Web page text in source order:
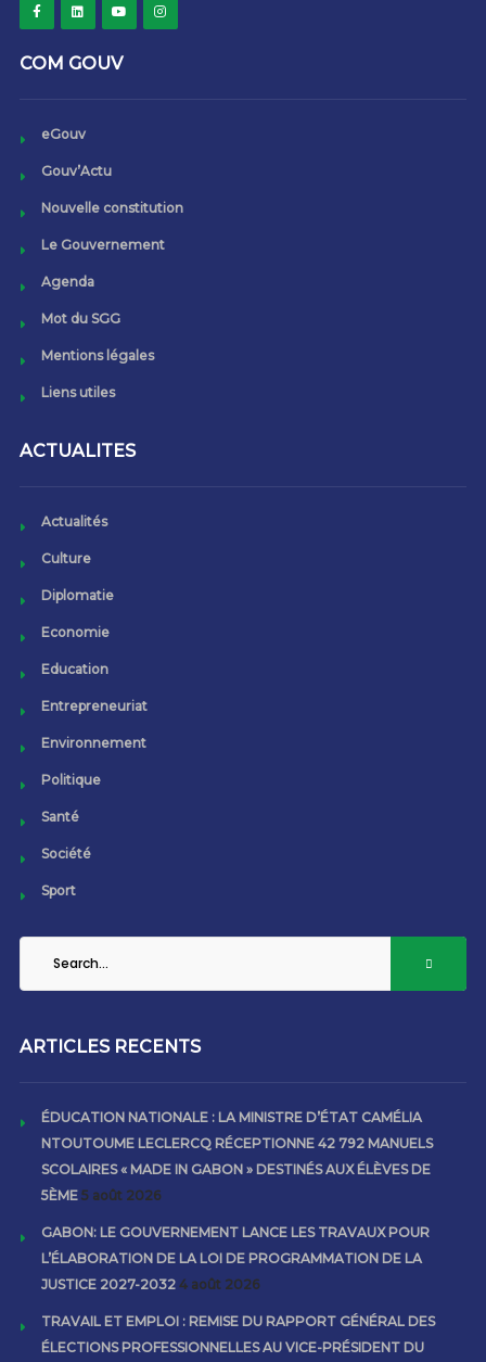
COM GOUV
eGouv
Gouv’Actu
Nouvelle constitution
Le Gouvernement
Agenda
Mot du SGG
Mentions légales
Liens utiles
ACTUALITES
Actualités
Culture
Diplomatie
Economie
Education
Entrepreneuriat
Environnement
Politique
Santé
Société
Sport
ARTICLES RECENTS
ÉDUCATION NATIONALE : LA MINISTRE D’ÉTAT CAMÉLIA
NTOUTOUME LECLERCQ RÉCEPTIONNE 42 792 MANUELS
SCOLAIRES « MADE IN GABON » DESTINÉS AUX ÉLÈVES DE
5ÈME 5 août 2026
GABON: LE GOUVERNEMENT LANCE LES TRAVAUX POUR
L’ÉLABORATION DE LA LOI DE PROGRAMMATION DE LA
JUSTICE 2027-2032 4 août 2026
TRAVAIL ET EMPLOI : REMISE DU RAPPORT GÉNÉRAL DES
ÉLECTIONS PROFESSIONNELLES AU VICE-PRÉSIDENT DU